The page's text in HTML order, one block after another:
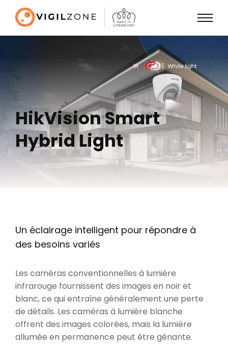
HikVision Smart
Hybrid Light
Un éclairage intelligent pour répondre à
des besoins variés
Les caméras conventionnelles à lumière
infrarouge fournissent des images en noir et
blanc, ce qui entraîne généralement une perte
de détails. Les caméras à lumière blanche
offrent des images colorées, mais la lumière
allumée en permanence peut être gênante.